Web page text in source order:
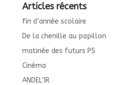
Articles récents
fin d’année scolaire
De la chenille au papillon
matinée des futurs PS
Cinéma
ANDEL’IR